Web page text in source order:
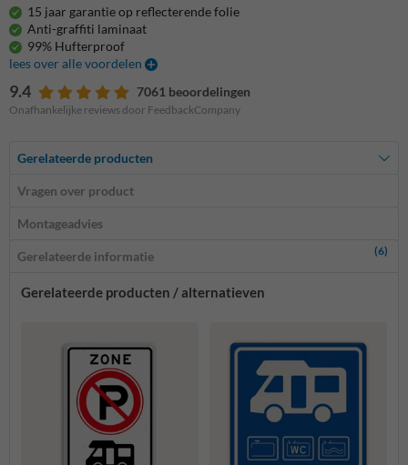
15 jaar garantie op reflecterende folie
Anti-graffiti laminaat
99% Hufterproof
lees over alle voordelen
9.4 7061 beoordelingen
Onafhankelijke reviews door FeedbackCompany
Gerelateerde producten
Vragen over product
Montageadvies
Gerelateerde informatie (6)
Gerelateerde producten / alternatieven